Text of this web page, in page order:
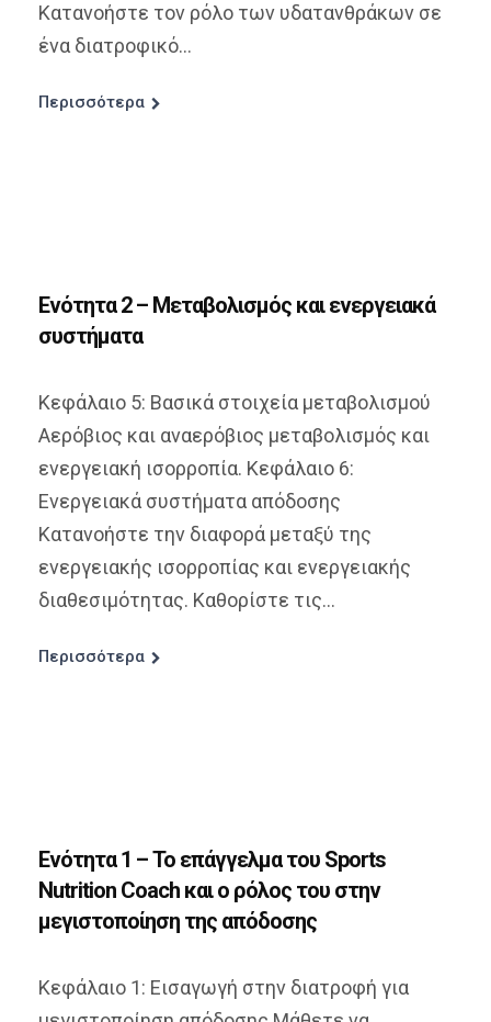
Κατανοήστε τον ρόλο των υδατανθράκων σε
ένα διατροφικό...
Περισσότερα
Ενότητα 2 – Μεταβολισμός και ενεργειακά
συστήματα
Κεφάλαιο 5: Βασικά στοιχεία μεταβολισμού
Αερόβιος και αναερόβιος μεταβολισμός και
ενεργειακή ισορροπία. Κεφάλαιο 6:
Ενεργειακά συστήματα απόδοσης
Κατανοήστε την διαφορά μεταξύ της
ενεργειακής ισορροπίας και ενεργειακής
διαθεσιμότητας. Καθορίστε τις...
Περισσότερα
Ενότητα 1 – Το επάγγελμα του Sports
Nutrition Coach και ο ρόλος του στην
μεγιστοποίηση της απόδοσης
Κεφάλαιο 1: Εισαγωγή στην διατροφή για